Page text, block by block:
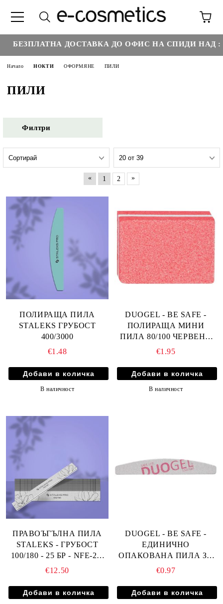
ДОСТАВКА ДО ОФИС НА СПИДИ НАД :
Начало НОКТИ ОФОРМЯНЕ ПИЛИ
ПИЛИ
Филтри
« 1 2 »
ПОЛИРАЩА ПИЛА
STALEKS ГРУБОСТ
400/3000
€1.48
В наличност
DUOGEL - BE SAFE -
ПОЛИРАЩА МИНИ
ПИЛА 80/100 ЧЕРВЕНА
20бр
€1.95
В наличност
ПРАВОЪГЪЛНА ПИЛА
STALEKS - ГРУБОСТ
100/180 - 25 БР - NFE-20-
100/180-25
€12.50
DUOGEL - BE SAFE -
ЕДИНИЧНО
ОПАКОВАНА ПИЛА ЗА
НОКТИ МОСТ - 150/180
€0.97